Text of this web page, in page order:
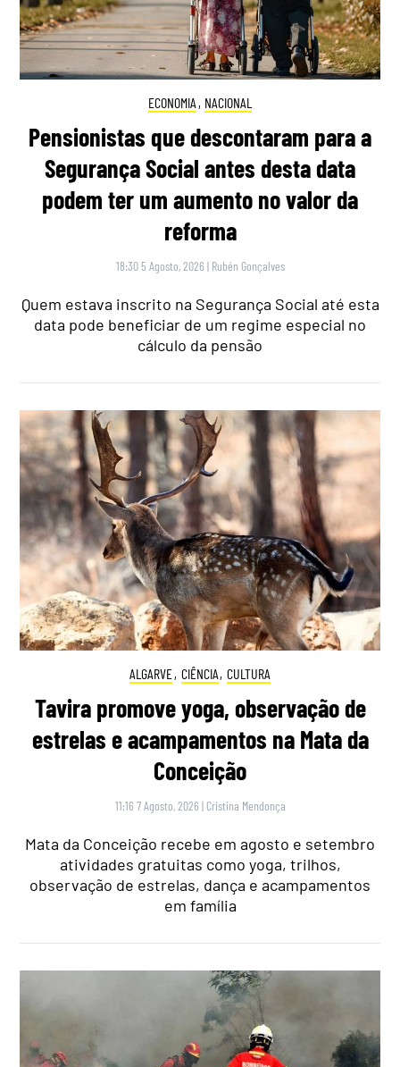
ECONOMIA , NACIONAL
Pensionistas que descontaram para a
Segurança Social antes desta data
podem ter um aumento no valor da
reforma
18:30 5 Agosto, 2026 | Rubén Gonçalves
Quem estava inscrito na Segurança Social até esta
data pode beneficiar de um regime especial no
cálculo da pensão
ALGARVE, CIÊNCIA, CULTURA
Tavira promove yoga, observação de
estrelas e acampamentos na Mata da
Conceição
11:16 7 Agosto, 2026 | Cristina Mendonça
Mata da Conceição recebe em agosto e setembro
atividades gratuitas como yoga, trilhos,
observação de estrelas, dança e acampamentos
em família